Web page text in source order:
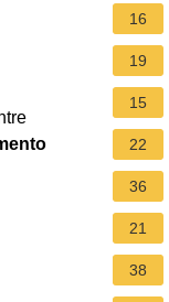
16
19
15
22
36
21
38